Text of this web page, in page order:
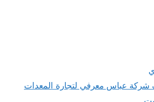
شركة عباس معرفي لتجارة المعدات